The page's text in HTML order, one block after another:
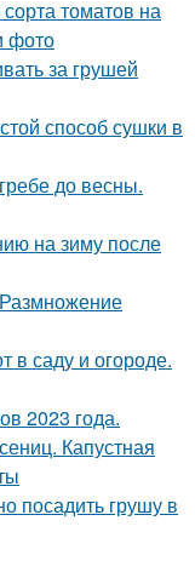
томатов на
фото
за грушей
способ сушки в
до весны.
на зиму после
в саду и огороде.
2023 года.
Капустная
посадить грушу в